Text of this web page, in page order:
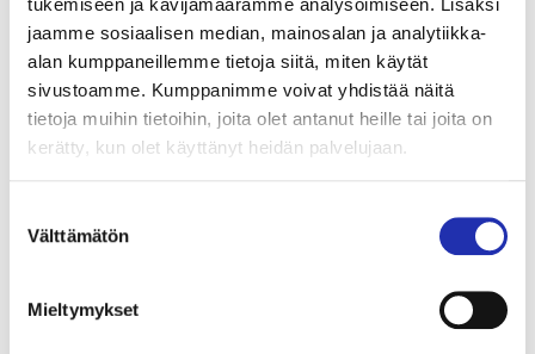
jaamme sosiaalisen median, mainosalan ja analytiikka-
alan kumppaneillemme tietoja siitä, miten käytät
sivustoamme. Kumppanimme voivat yhdistää näitä
tietoja muihin tietoihin, joita olet antanut heille tai joita on
kerätty, kun olet käyttänyt heidän palvelujaan.
valinta
Välttämätön
Mieltymykset
Mikaeli, Mikkeli
OSTA LIPUT
Klo 19:00